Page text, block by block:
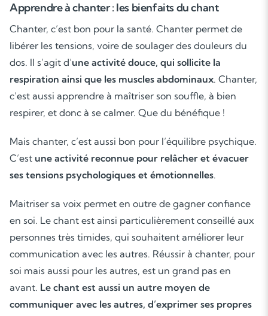
Apprendre à chanter : les bienfaits du chant
Chanter, c’est bon pour la santé. Chanter permet de
libérer les tensions, voire de soulager des douleurs du
dos. Il s’agit d’une activité douce, qui sollicite la
respiration ainsi que les muscles abdominaux. Chanter,
c’est aussi apprendre à maîtriser son souffle, à bien
respirer, et donc à se calmer. Que du bénéfique !
Mais chanter, c’est aussi bon pour l’équilibre psychique.
C’est une activité reconnue pour relâcher et évacuer
ses tensions psychologiques et émotionnelles.
Maitriser sa voix permet en outre de gagner confiance
en soi. Le chant est ainsi particulièrement conseillé aux
personnes très timides, qui souhaitent améliorer leur
communication avec les autres. Réussir à chanter, pour
soi mais aussi pour les autres, est un grand pas en
avant. Le chant est aussi un autre moyen de
communiquer avec les autres, d’exprimer ses propres